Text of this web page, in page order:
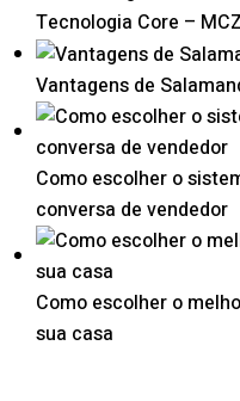
Tecnologia Core – MCZ
Vantagens de
Como escolher o
conversa de vendedor
Como escolher o
sua casa